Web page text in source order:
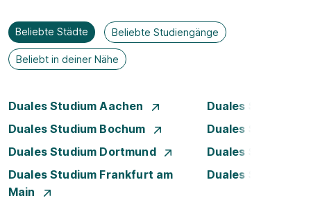
Beliebte Städte Beliebte Studiengänge
Beliebt in deiner Nähe
Duales Studium Aachen
Duales Studium
Duales Studium Bochum
Duales Studium
Duales Studium Dortmund
Duales Studium
Duales Studium Frankfurt am
Main
Duales Studium